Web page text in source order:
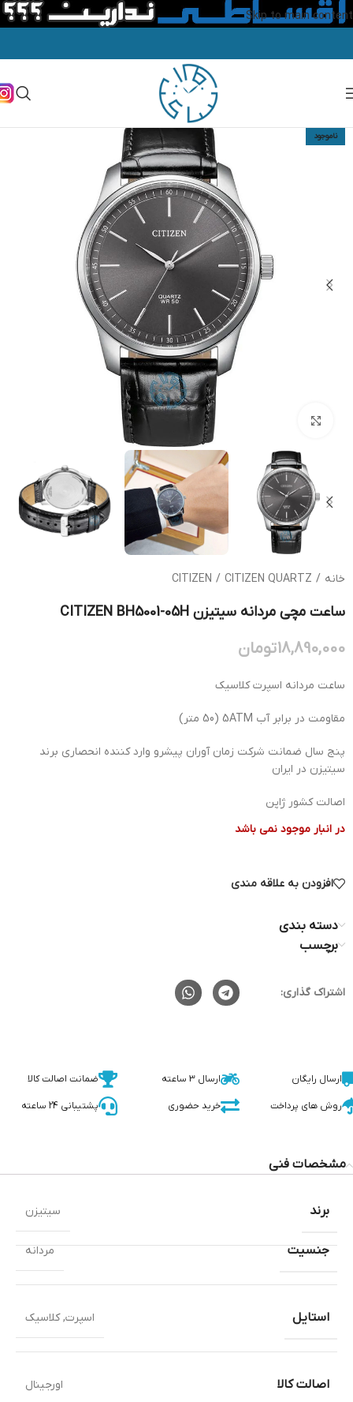
Skip to main content
ناموجود
خانه /
CITIZEN / CITIZEN QUARTZ
ساعت مچی مردانه سیتیزن CITIZEN BH5001-05H
18,890,000تومان
ساعت مردانه اسپرت کلاسیک
مقاومت در برابر آب 5ATM (50 متر)
پنج سال ضمانت شرکت زمان آوران پیشرو وارد کننده انحصاری برند
سیتیزن در ایران
اصالت کشور ژاپن
در انبار موجود نمی باشد
افزودن به علاقه مندی
دسته بندی
برچسب
اشتراک گذاری:
ارسال رایگان ارسال 3 ساعته ضمانت اصالت کالا
روش های پرداخت خرید حضوری پشتیبانی 24 ساعته
مشخصات فنی
جنسیت مردانه
استایل اسپرت,کلاسیک
اصالت کالا اورجینال
برند سیتیزن